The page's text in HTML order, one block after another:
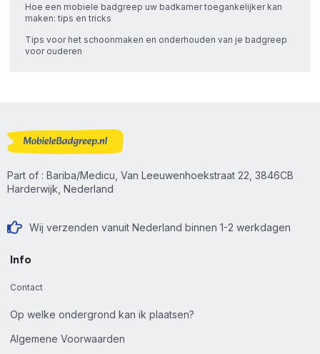
Hoe een mobiele badgreep uw badkamer toegankelijker kan
maken: tips en tricks
Tips voor het schoonmaken en onderhouden van je badgreep
voor ouderen
Part of : Bariba/Medicu, Van Leeuwenhoekstraat 22, 3846CB
Harderwijk, Nederland
Wij verzenden vanuit Nederland binnen 1-2 werkdagen
Info
Contact
Op welke ondergrond kan ik plaatsen?
Algemene Voorwaarden